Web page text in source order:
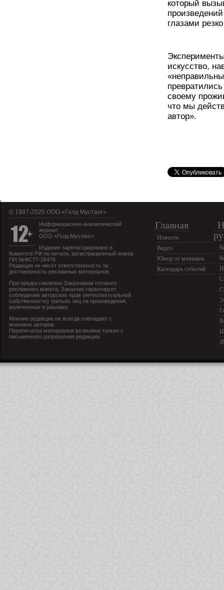
который
глазами
искусство,
своему
что мы
автор».
© 1997-2025 OOO «Голд Мустанг»
Информационно-аналитический
журнал
ООО «Голд Мустанг»
Издание зарегистрировано в
Комитете РФ по печати, регистрационный номер
ПИ №ФС77-26476.
Редакция не несет ответственность за
достоверность рекламных материалов.
При предоставлении Заказчиком готового
рекламного макета, Заказчик гарантирует
соблюдение авторских прав (интеллектуальной
собственности) третьих лиц на произведения,
включенные в рекламу.
Мнение редакции не всегда совпадает с
мнением авторов.
Перепечатка материалов возможна только с
письменного разрешения редакции.
Главная
Новости
Видео
Юмор от конников
Календарь событий